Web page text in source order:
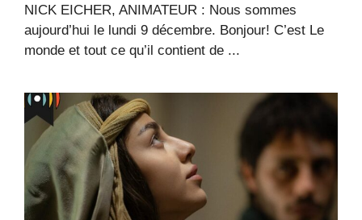
NICK EICHER, ANIMATEUR : Nous sommes
aujourd’hui le lundi 9 décembre. Bonjour! C’est Le
monde et tout ce qu’il contient de ...